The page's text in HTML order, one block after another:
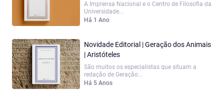
A Imprensa Nacional e o Centro de Filosofia da
Universidade...
Há 1 Ano
Novidade Editorial | Geração dos Animais
| Aristóteles
São muitos os especialistas que situam a
redação de Geração...
Há 5 Anos